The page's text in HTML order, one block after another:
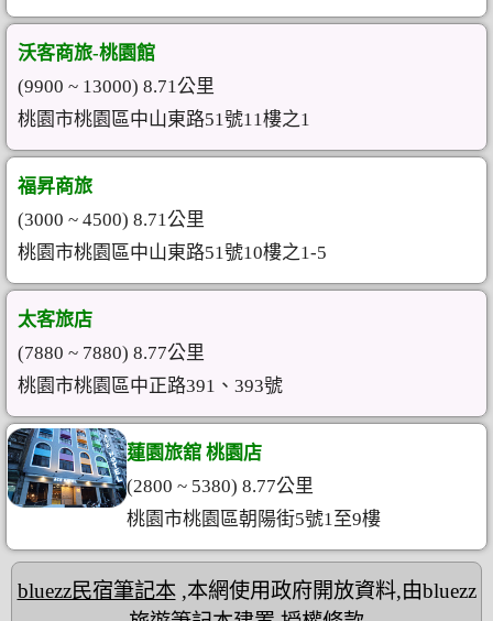
沃客商旅-桃園館
(9900 ~ 13000) 8.71公里
桃園市桃園區中山東路51號11樓之1
福昇商旅
(3000 ~ 4500) 8.71公里
桃園市桃園區中山東路51號10樓之1-5
太客旅店
(7880 ~ 7880) 8.77公里
桃園市桃園區中正路391、393號
蓮園旅舘 桃園店
(2800 ~ 5380) 8.77公里
桃園市桃園區朝陽街5號1至9樓
bluezz民宿筆記本,本網使用政府開放資料,由bluezz